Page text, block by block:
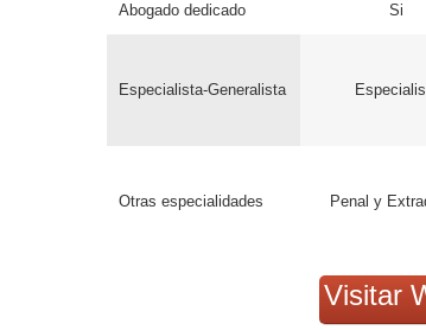
Abogado dedicado
Especialista-Generalista
Otras especialidades
Si
Penal y
Visitar